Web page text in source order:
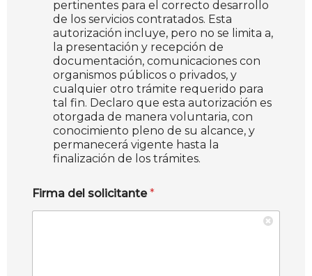
pertinentes para el correcto desarrollo
de los servicios contratados. Esta
autorización incluye, pero no se limita a,
la presentación y recepción de
documentación, comunicaciones con
organismos públicos o privados, y
cualquier otro trámite requerido para
tal fin. Declaro que esta autorización es
otorgada de manera voluntaria, con
conocimiento pleno de su alcance, y
permanecerá vigente hasta la
finalización de los trámites.
Firma del solicitante*